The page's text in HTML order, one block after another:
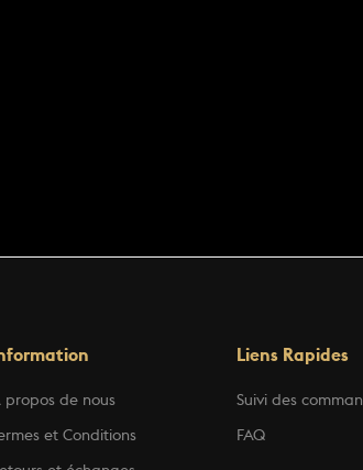
propos de nous
et Conditions
Liens Rapides
Suivi des
FAQ